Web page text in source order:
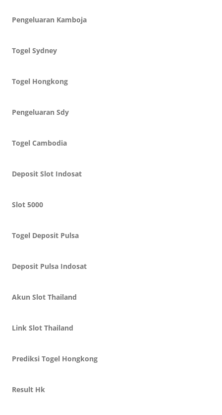
Pengeluaran Kamboja
Togel Sydney
Togel Hongkong
Pengeluaran Sdy
Togel Cambodia
Deposit Slot Indosat
Slot 5000
Togel Deposit Pulsa
Deposit Pulsa Indosat
Akun Slot Thailand
Link Slot Thailand
Prediksi Togel Hongkong
Result Hk